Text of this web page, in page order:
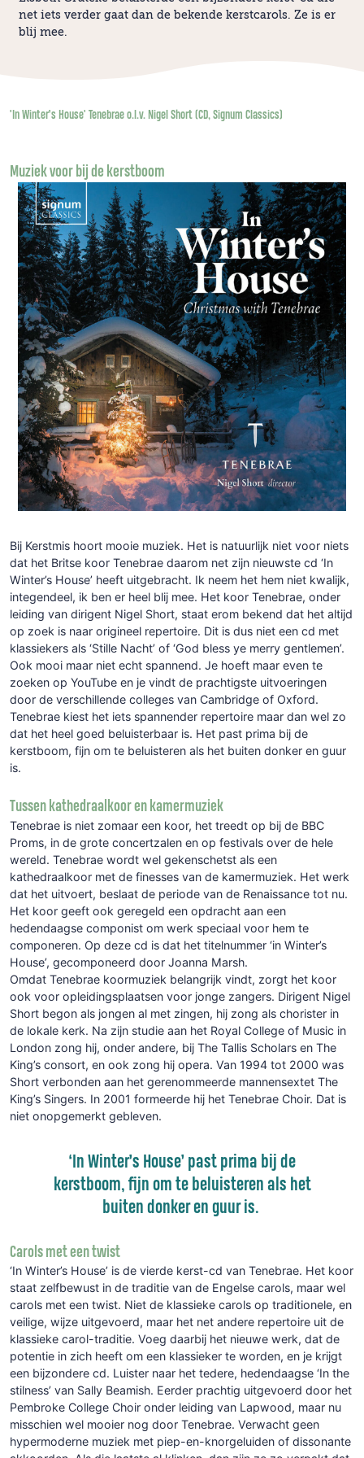
net iets verder gaat dan de bekende kerstcarols. Ze is er
blij mee.
'In Winter’s House' Tenebrae o.l.v. Nigel Short (CD, Signum Classics)
Muziek voor bij de kerstboom
Bij Kerstmis hoort mooie muziek. Het is natuurlijk niet voor niets
dat het Britse koor Tenebrae daarom net zijn nieuwste cd ‘In
Winter’s House’ heeft uitgebracht. Ik neem het hem niet kwalijk,
integendeel, ik ben er heel blij mee. Het koor Tenebrae, onder
leiding van dirigent Nigel Short, staat erom bekend dat het altijd
op zoek is naar origineel repertoire. Dit is dus niet een cd met
klassiekers als ‘Stille Nacht’ of ‘God bless ye merry gentlemen’.
Ook mooi maar niet echt spannend. Je hoeft maar even te
zoeken op YouTube en je vindt de prachtigste uitvoeringen
door de verschillende colleges van Cambridge of Oxford.
Tenebrae kiest het iets spannender repertoire maar dan wel zo
dat het heel goed beluisterbaar is. Het past prima bij de
kerstboom, fijn om te beluisteren als het buiten donker en guur
is.
Tussen kathedraalkoor en kamermuziek
Tenebrae is niet zomaar een koor, het treedt op bij de BBC
Proms, in de grote concertzalen en op festivals over de hele
wereld. Tenebrae wordt wel gekenschetst als een
kathedraalkoor met de finesses van de kamermuziek. Het werk
dat het uitvoert, beslaat de periode van de Renaissance tot nu.
Het koor geeft ook geregeld een opdracht aan een
hedendaagse componist om werk speciaal voor hem te
componeren. Op deze cd is dat het titelnummer ‘in Winter’s
House’, gecomponeerd door Joanna Marsh.
Omdat Tenebrae koormuziek belangrijk vindt, zorgt het koor
ook voor opleidingsplaatsen voor jonge zangers. Dirigent Nigel
Short begon als jongen al met zingen, hij zong als chorister in
de lokale kerk. Na zijn studie aan het Royal College of Music in
London zong hij, onder andere, bij The Tallis Scholars en The
King’s consort, en ook zong hij opera. Van 1994 tot 2000 was
Short verbonden aan het gerenommeerde mannensextet The
King’s Singers. In 2001 formeerde hij het Tenebrae Choir. Dat is
niet onopgemerkt gebleven.
‘In Winter’s House’ past prima bij de
kerstboom, fijn om te beluisteren als het
buiten donker en guur is.
Carols met een twist
‘In Winter’s House’ is de vierde kerst-cd van Tenebrae. Het koor
staat zelfbewust in de traditie van de Engelse carols, maar wel
carols met een twist. Niet de klassieke carols op traditionele, en
veilige, wijze uitgevoerd, maar het net andere repertoire uit de
klassieke carol-traditie. Voeg daarbij het nieuwe werk, dat de
potentie in zich heeft om een klassieker te worden, en je krijgt
een bijzondere cd. Luister naar het tedere, hedendaagse ‘In the
stilness’ van Sally Beamish. Eerder prachtig uitgevoerd door het
Pembroke College Choir onder leiding van Lapwood, maar nu
misschien wel mooier nog door Tenebrae. Verwacht geen
hypermoderne muziek met piep-en-knorgeluiden of dissonante